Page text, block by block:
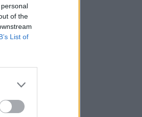
of the
List of